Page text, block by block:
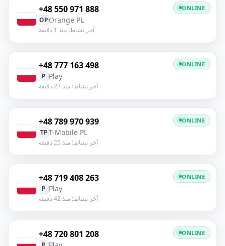
+48 550 971 888
OPOrange PL
آخر نشاط: منذ 1 دقيقة
ONLINE
+48 777 163 498
P Play
آخر نشاط: منذ 23 دقيقة
ONLINE
+48 789 970 939
TPT-Mobile PL
آخر نشاط: منذ 25 دقيقة
ONLINE
+48 719 408 263
P Play
آخر نشاط: منذ 42 دقيقة
ONLINE
+48 720 801 208 ONLINE